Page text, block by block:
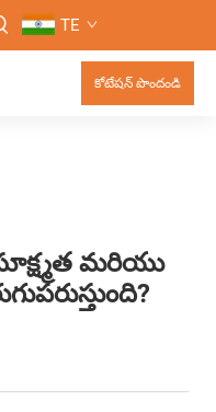
TE
కోటేషన్ పొందండి
మరియు